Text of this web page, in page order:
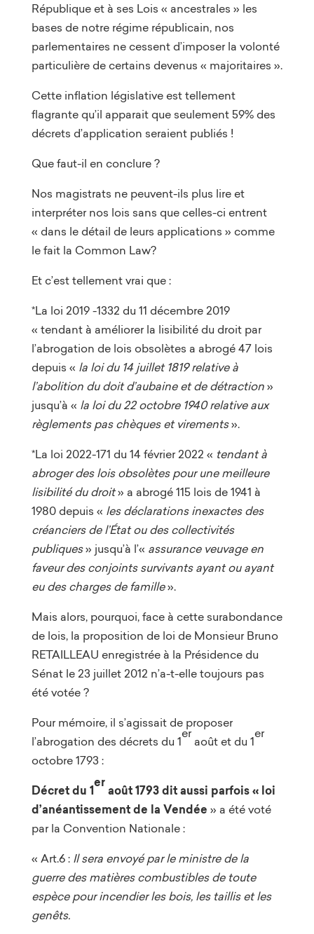
République et à ses Lois « ancestrales » les
bases de notre régime républicain, nos
parlementaires ne cessent d’imposer la volonté
particulière de certains devenus « majoritaires ».
Cette inflation législative est tellement
flagrante qu’il apparait que seulement 59% des
décrets d’application seraient publiés !
Que faut-il en conclure ?
Nos magistrats ne peuvent-ils plus lire et
interpréter nos lois sans que celles-ci entrent
« dans le détail de leurs applications » comme
le fait la Common Law?
Et c’est tellement vrai que :
*La loi 2019 -1332 du 11 décembre 2019
« tendant à améliorer la lisibilité du droit par
l’abrogation de lois obsolètes a abrogé 47 lois
depuis « la loi du 14 juillet 1819 relative à
l’abolition du doit d’aubaine et de détraction»
jusqu’à « la loi du 22 octobre 1940 relative aux
règlements pas chèques et virements».
*La loi 2022-171 du 14 février 2022 « tendant à
abroger des lois obsolètes pour une meilleure
lisibilité du droit» a abrogé 115 lois de 1941 à
1980 depuis « les déclarations inexactes des
créanciers de l’État ou des collectivités
publiques» jusqu’à l’« assurance veuvage en
faveur des conjoints survivants ayant ou ayant
eu des charges de famille».
Mais alors, pourquoi, face à cette surabondance
de lois, la proposition de loi de Monsieur Bruno
RETAILLEAU enregistrée à la Présidence du
Sénat le 23 juillet 2012 n’a-t-elle toujours pas
été votée ?
Pour mémoire, il s’agissait de proposer
l’abrogation des décrets du 1
er
août et du 1
er
octobre 1793 :
Décret du 1
er
août 1793 dit aussi parfois « loi
d’anéantissement de la Vendée » a été voté
par la Convention Nationale :
« Art.6 : Il sera envoyé par le ministre de la
guerre des matières combustibles de toute
espèce pour incendier les bois, les taillis et les
genêts.